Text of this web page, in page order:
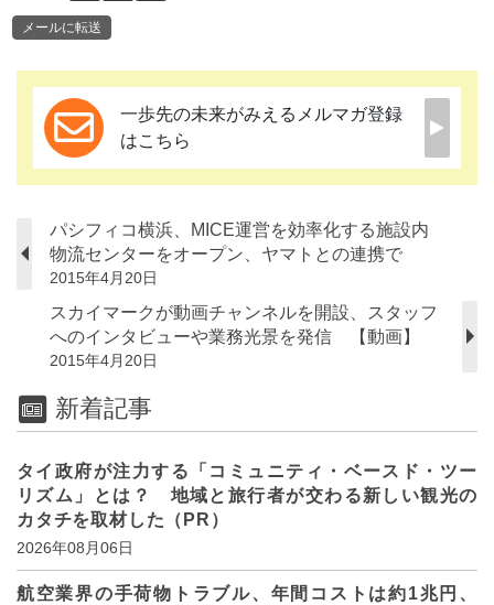
メールに転送
一歩先の未来がみえるメルマガ登録
はこちら
パシフィコ横浜、MICE運営を効率化する施設内
物流センターをオープン、ヤマトとの連携で
2015年4月20日
スカイマークが動画チャンネルを開設、スタッフ
へのインタビューや業務光景を発信 【動画】
2015年4月20日
新着記事
タイ政府が注力する「コミュニティ・ベースド・ツー
リズム」とは？ 地域と旅行者が交わる新しい観光の
カタチを取材した（PR）
2026年08月06日
航空業界の手荷物トラブル、年間コストは約1兆円、